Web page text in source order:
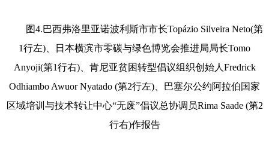
图4.巴西弗洛里亚诺波利斯市市长Topázio Silveira Neto(第
1行左)、日本横滨市零碳与绿色博览会推进局局长Tomo
Anyoji(第1行右)、肯尼亚贫困转型倡议组织创始人Fredrick
Odhiambo Awuor Nyatado (第2行左)、巴塞尔公约阿拉伯国家
区域培训与技术转让中心“无废”倡议总协调员Rima Saade (第2
行右)作报告